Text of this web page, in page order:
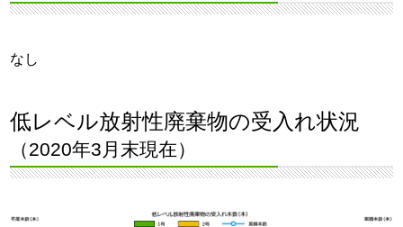
なし
低レベル放射性廃棄物の受入れ状況
（2020年3月末現在）